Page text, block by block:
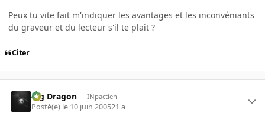
Peux tu vite fait m'indiquer les avantages et les inconvéniants
du graveur et du lecteur s'il te plait ?
Citer
Big Dragon INpactien
Posté(e) le 10 juin 200521 a